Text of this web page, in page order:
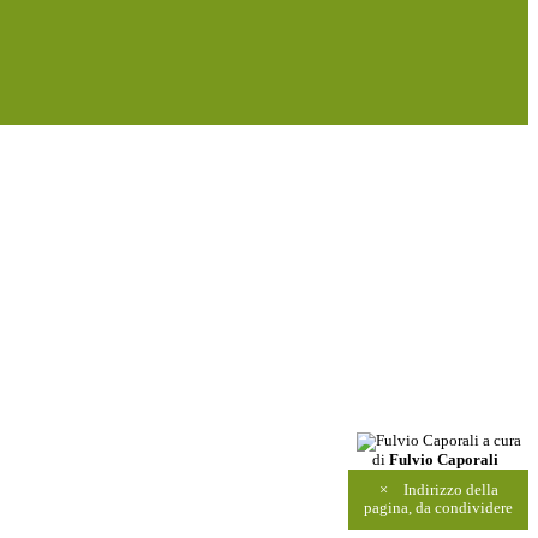
a cura
di Fulvio Caporali
×
Indirizzo della
pagina, da condividere